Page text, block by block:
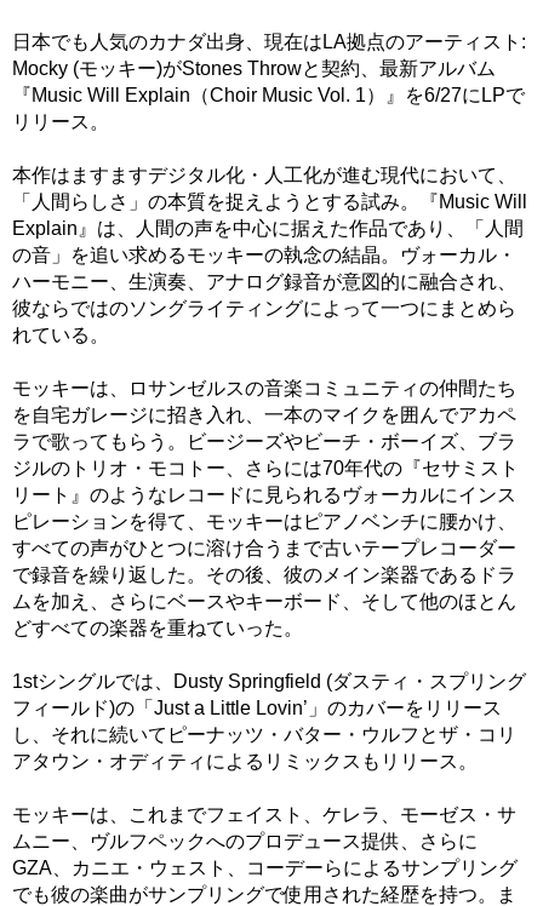
日本でも人気のカナダ出身、現在はLA拠点のアーティスト:
Mocky (モッキー)がStones Throwと契約、最新アルバム
『Music Will Explain（Choir Music Vol. 1）』を6/27にLPで
リリース。
本作はますますデジタル化・人工化が進む現代において、
「人間らしさ」の本質を捉えようとする試み。『Music Will
Explain』は、人間の声を中心に据えた作品であり、「人間
の音」を追い求めるモッキーの執念の結晶。ヴォーカル・
ハーモニー、生演奏、アナログ録音が意図的に融合され、
彼ならではのソングライティングによって一つにまとめら
れている。
モッキーは、ロサンゼルスの音楽コミュニティの仲間たち
を自宅ガレージに招き入れ、一本のマイクを囲んでアカペ
ラで歌ってもらう。ビージーズやビーチ・ボーイズ、ブラ
ジルのトリオ・モコトー、さらには70年代の『セサミスト
リート』のようなレコードに見られるヴォーカルにインス
ピレーションを得て、モッキーはピアノベンチに腰かけ、
すべての声がひとつに溶け合うまで古いテープレコーダー
で録音を繰り返した。その後、彼のメイン楽器であるドラ
ムを加え、さらにベースやキーボード、そして他のほとん
どすべての楽器を重ねていった。
1stシングルでは、Dusty Springfield (ダスティ・スプリング
フィールド)の「Just a Little Lovin’」のカバーをリリース
し、それに続いてピーナッツ・バター・ウルフとザ・コリ
アタウン・オディティによるリミックスもリリース。
モッキーは、これまでフェイスト、ケレラ、モーゼス・サ
ムニー、ヴルフペックへのプロデュース提供、さらに
GZA、カニエ・ウェスト、コーデーらによるサンプリング
でも彼の楽曲がサンプリングで使用された経歴を持つ。ま